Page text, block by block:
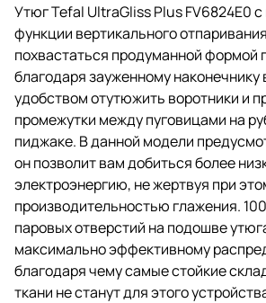
Утюг Tefal UltraGliss Plus FV6824E0
функции вертикального
похвастаться продуманной формой
благодаря зауженному
удобством отутюжить воротники и
промежутки между пуговицами на
пиджаке. В данной модели
он позволит вам добиться более
электроэнергию, не жертвуя при
производительностью глажения.
паровых отверстий на подошве
максимально эффективному
благодаря чему самые стойкие
ткани не станут для этого